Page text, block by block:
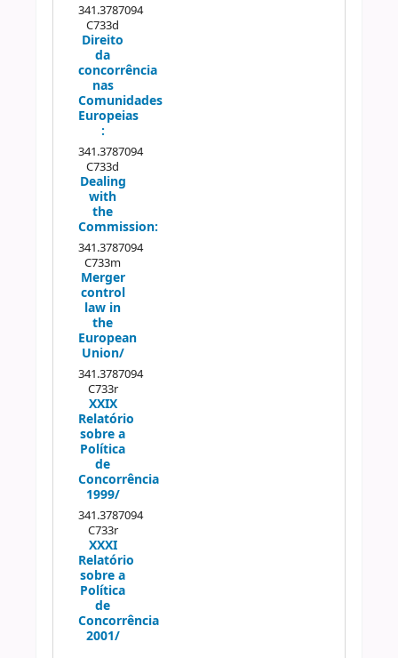
341.3787094
C733d
Direito
da
concorrência
nas
Comunidades
Europeias
:
341.3787094
C733d
Dealing
with
the
Commission:
341.3787094
C733m
Merger
control
law in
the
European
Union/
341.3787094
C733r
XXIX
Relatório
sobre a
Política
de
Concorrência
1999/
341.3787094
C733r
XXXI
Relatório
sobre a
Política
de
Concorrência
2001/